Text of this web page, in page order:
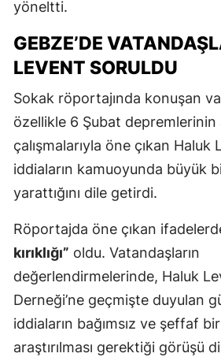
yöneltti.
GEBZE’DE
LEVENT SORULDU
Sokak röportajında konuşan
özellikle 6 Şubat depremlerinin
çalışmalarıyla öne çıkan Haluk
iddiaların kamuoyunda büyük
yarattığını dile getirdi.
Röportajda öne çıkan
kırıklığı” oldu. Vatandaşların
değerlendirmelerinde, Haluk
Derneği’ne geçmişte duyulan
iddiaların bağımsız ve şeffaf
araştırılması gerektiği görüşü